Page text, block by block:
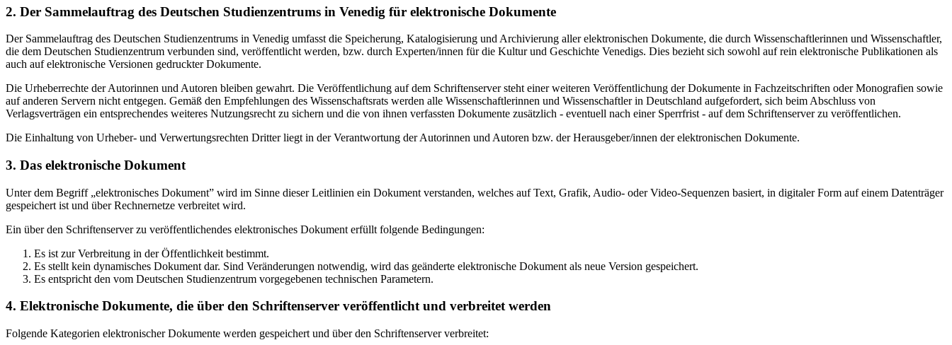
2. Der Sammelauftrag des Deutschen Studienzentrums in Venedig für elektronische Dokumente
Der Sammelauftrag des Deutschen Studienzentrums in Venedig umfasst die Speicherung, Katalogisierung und Archivierung aller elektronischen Dokumente, die durch Wissenschaftlerinnen und Wissenschaftler,
die dem Deutschen Studienzentrum verbunden sind, veröffentlicht werden, bzw. durch Experten/innen für die Kultur und Geschichte Venedigs. Dies bezieht sich sowohl auf rein elektronische Publikationen als
auch auf elektronische Versionen gedruckter Dokumente.
Die Urheberrechte der Autorinnen und Autoren bleiben gewahrt. Die Veröffentlichung auf dem Schriftenserver steht einer weiteren Veröffentlichung der Dokumente in Fachzeitschriften oder Monografien sowie
auf anderen Servern nicht entgegen. Gemäß den Empfehlungen des Wissenschaftsrats werden alle Wissenschaftlerinnen und Wissenschaftler in Deutschland aufgefordert, sich beim Abschluss von
Verlagsverträgen ein entsprechendes weiteres Nutzungsrecht zu sichern und die von ihnen verfassten Dokumente zusätzlich - eventuell nach einer Sperrfrist - auf dem Schriftenserver zu veröffentlichen.
Die Einhaltung von Urheber- und Verwertungsrechten Dritter liegt in der Verantwortung der Autorinnen und Autoren bzw. der Herausgeber/innen der elektronischen Dokumente.
3. Das elektronische Dokument
Unter dem Begriff „elektronisches Dokument” wird im Sinne dieser Leitlinien ein Dokument verstanden, welches auf Text, Grafik, Audio- oder Video-Sequenzen basiert, in digitaler Form auf einem Datenträger
gespeichert ist und über Rechnernetze verbreitet wird.
Ein über den Schriftenserver zu veröffentlichendes elektronisches Dokument erfüllt folgende Bedingungen:
Es ist zur Verbreitung in der Öffentlichkeit bestimmt.
Es stellt kein dynamisches Dokument dar. Sind Veränderungen notwendig, wird das geänderte elektronische Dokument als neue Version gespeichert.
Es entspricht den vom Deutschen Studienzentrum vorgegebenen technischen Parametern.
4. Elektronische Dokumente, die über den Schriftenserver veröffentlicht und verbreitet werden
Folgende Kategorien elektronischer Dokumente werden gespeichert und über den Schriftenserver verbreitet: